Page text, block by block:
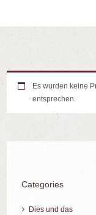
Es wurden keine
entsprechen.
Categories
Dies und das